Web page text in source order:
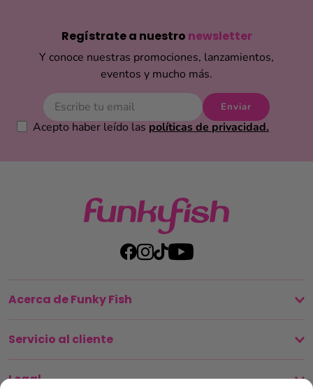
Regístrate a nuestro newsletter
Y conoce nuestras promociones, lanzamientos,
eventos y mucho más.
Enviar
Acepto haber leído las políticas de privacidad.
Acerca de Funky Fish
Servicio al cliente
Legal